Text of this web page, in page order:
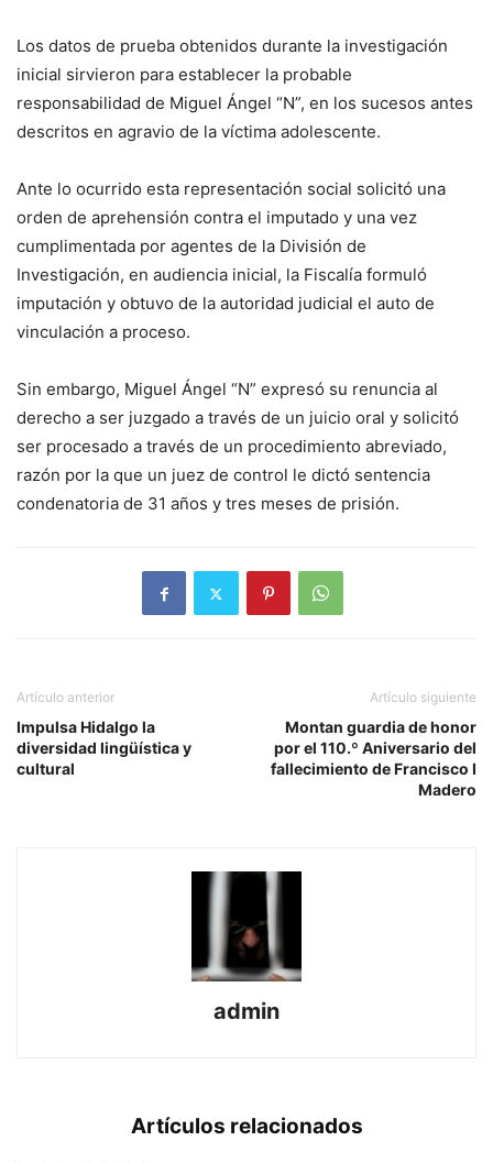
Los datos de prueba obtenidos durante la investigación
inicial sirvieron para establecer la probable
responsabilidad de Miguel Ángel “N”, en los sucesos antes
descritos en agravio de la víctima adolescente.
Ante lo ocurrido esta representación social solicitó una
orden de aprehensión contra el imputado y una vez
cumplimentada por agentes de la División de
Investigación, en audiencia inicial, la Fiscalía formuló
imputación y obtuvo de la autoridad judicial el auto de
vinculación a proceso.
Sin embargo, Miguel Ángel “N” expresó su renuncia al
derecho a ser juzgado a través de un juicio oral y solicitó
ser procesado a través de un procedimiento abreviado,
razón por la que un juez de control le dictó sentencia
condenatoria de 31 años y tres meses de prisión.
Artículo anterior
Impulsa Hidalgo la
diversidad lingüística y
cultural
Artículo siguiente
Montan guardia de honor
por el 110.º Aniversario del
fallecimiento de Francisco I
Madero
admin
Artículos relacionados